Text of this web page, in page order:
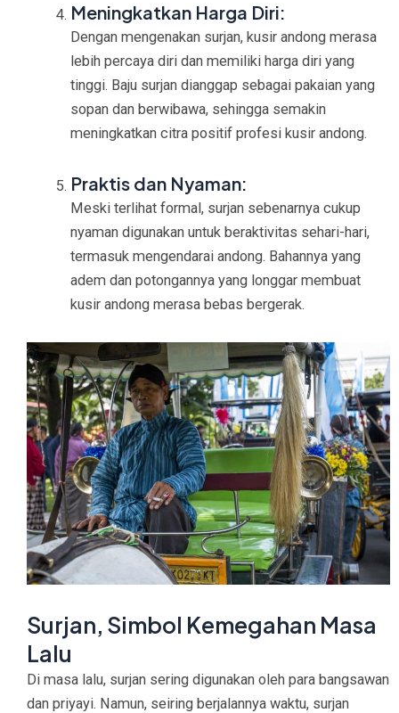
Meningkatkan Harga Diri:
Dengan mengenakan surjan, kusir andong merasa
lebih percaya diri dan memiliki harga diri yang
tinggi. Baju surjan dianggap sebagai pakaian yang
sopan dan berwibawa, sehingga semakin
meningkatkan citra positif profesi kusir andong.
Praktis dan Nyaman:
Meski terlihat formal, surjan sebenarnya cukup
nyaman digunakan untuk beraktivitas sehari-hari,
termasuk mengendarai andong. Bahannya yang
adem dan potongannya yang longgar membuat
kusir andong merasa bebas bergerak.
Surjan, Simbol Kemegahan Masa
Lalu
Di masa lalu, surjan sering digunakan oleh para bangsawan
dan priyayi. Namun, seiring berjalannya waktu, surjan